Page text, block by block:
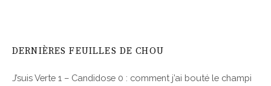
DERNIÈRES FEUILLES DE CHOU
J’suis Verte 1 – Candidose 0 : comment j’ai bouté le champi